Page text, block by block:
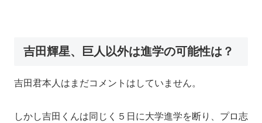
吉田輝星、巨人以外は進学の可能性は？
吉田君本人はまだコメントはしていません。
しかし吉田くんは同じく５日に大学進学を断り、プロ志